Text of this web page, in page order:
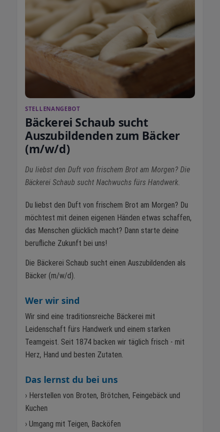
STELLENANGEBOT
Bäckerei Schaub sucht
Auszubildenden zum Bäcker
(m/w/d)
Du liebst den Duft von frischem Brot am Morgen? Die
Bäckerei Schaub sucht Nachwuchs fürs Handwerk.
Du liebst den Duft von frischem Brot am Morgen? Du
möchtest mit deinen eigenen Händen etwas schaffen,
das Menschen glücklich macht? Dann starte deine
berufliche Zukunft bei uns!
Die Bäckerei Schaub sucht einen Auszubildenden als
Bäcker (m/w/d).
Wer wir sind
Wir sind eine traditionsreiche Bäckerei mit
Leidenschaft fürs Handwerk und einem starken
Teamgeist. Seit 1874 backen wir täglich frisch - mit
Herz, Hand und besten Zutaten.
Das lernst du bei uns
› Herstellen von Broten, Brötchen, Feingebäck und
Kuchen
› Umgang mit Teigen, Backöfen